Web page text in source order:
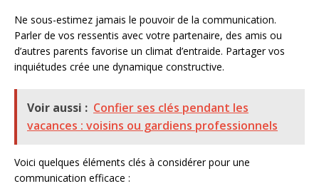
Ne sous-estimez jamais le pouvoir de la communication.
Parler de vos ressentis avec votre partenaire, des amis ou
d’autres parents favorise un climat d’entraide. Partager vos
inquiétudes crée une dynamique constructive.
Voir aussi : Confier ses clés pendant les
vacances : voisins ou gardiens professionnels
Voici quelques éléments clés à considérer pour une
communication efficace :